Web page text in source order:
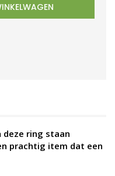
deze ring staan
prachtig item dat een